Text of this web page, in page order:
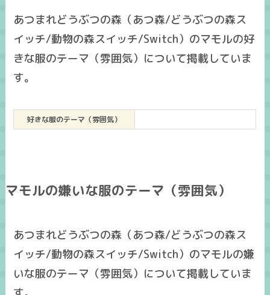
あつまれどうぶつの森（あつ森/どうぶつの森ス
イッチ/動物の森スイッチ/Switch）のマモルの好
きな服のテーマ（雰囲気）について掲載していま
す。
好きな服のテーマ（雰囲気）
マモルの嫌いな服のテーマ（雰囲気）
あつまれどうぶつの森（あつ森/どうぶつの森ス
イッチ/動物の森スイッチ/Switch）のマモルの嫌
いな服のテーマ（雰囲気）について掲載していま